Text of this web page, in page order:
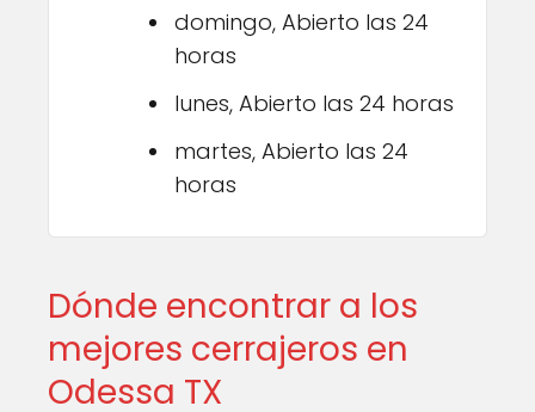
domingo, Abierto las 24
horas
lunes, Abierto las 24 horas
martes, Abierto las 24
horas
Dónde encontrar a los
mejores cerrajeros en
Odessa TX